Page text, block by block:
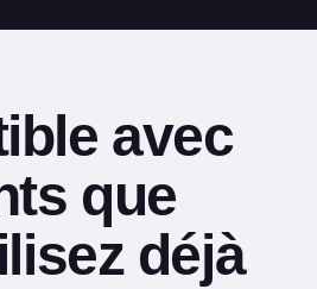
avec
que
déjà